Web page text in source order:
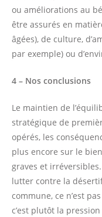
ou améliorations au
être assurés en
âgées), de culture,
par exemple) ou
4 – Nos conclusions
Le maintien de
stratégique de
opérés, les
plus encore sur le
graves et
lutter contre la
commune, ce n’est
c’est plutôt la